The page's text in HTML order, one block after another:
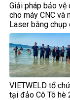
Giải pháp bảo vệ
cho máy CNC và
Laser bằng chụp
VIETWELD tổ
tại đảo Cô Tô hè